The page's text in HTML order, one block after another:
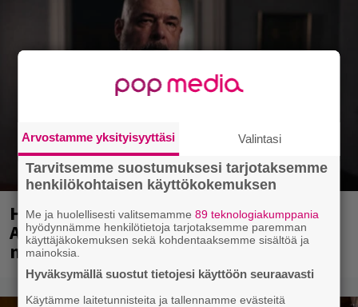
Huomenna se ilmestyy – CMX:stä tutun
A.W. Yrjänän uutuusalbumi om
mammuttimainen kokonaisuus
Arvostamme yksityisyyttäsi Valintasi
Tarvitsemme suostumuksesi tarjotaksemme
henkilökohtaisen käyttökokemuksen
Me ja huolellisesti valitsemamme89 teknologiakumppania
hyödynnämme henkilötietoja tarjotaksemme paremman
käyttäjäkokemuksen sekä kohdentaaksemme sisältöä ja
mainoksia.
Hyväksymällä suostut tietojesi käyttöön seuraavasti
Käytämme laitetunnisteita ja tallennamme evästeitä